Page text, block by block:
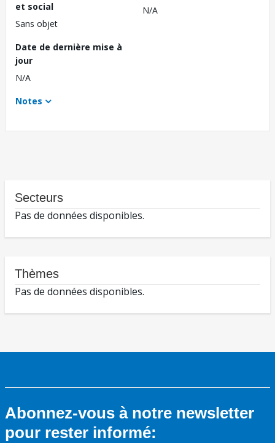
et social
Sans objet
N/A
Date de dernière mise à
jour
N/A
Notes
Secteurs
Pas de données disponibles.
Thèmes
Pas de données disponibles.
Abonnez-vous à notre newsletter
pour rester informé: